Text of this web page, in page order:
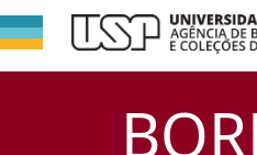
Assunto
DSpace/